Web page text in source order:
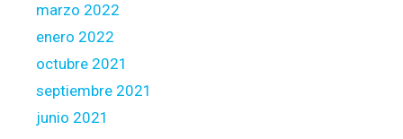
marzo 2022
enero 2022
octubre 2021
septiembre 2021
junio 2021